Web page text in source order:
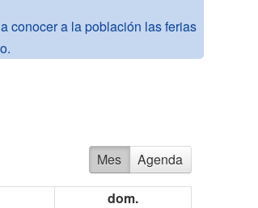
conocer a la población las ferias
Mes Agenda
dom.